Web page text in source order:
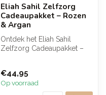
Eliah Sahil Zelfzorg
Cadeaupakket – Rozen
& Argan
Ontdek het Eliah Sahil
Zelfzorg Cadeaupakket –
€44,95
Op voorraad